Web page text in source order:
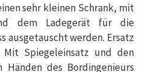
sehr kleinen Schrank, mit
dem Ladegerät für die
werden. Ersatz
Spiegeleinsatz und den
des Bordingenieurs